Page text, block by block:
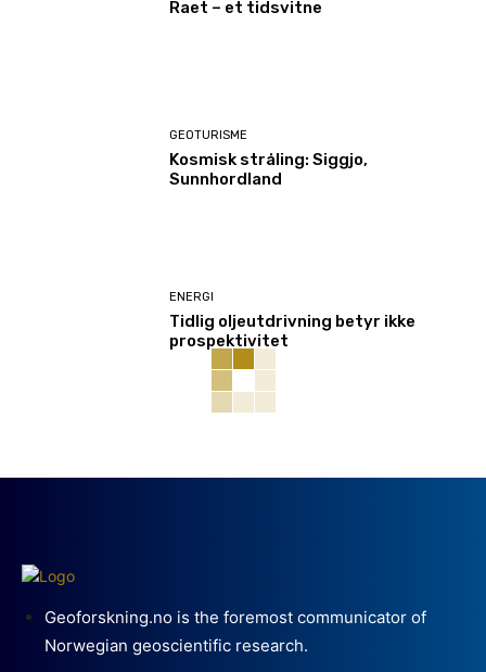
Raet – et tidsvitne
GEOTURISME
Kosmisk stråling: Siggjo,
Sunnhordland
ENERGI
Tidlig oljeutdrivning betyr ikke
prospektivitet
Geoforskning.no is the foremost communicator of
Norwegian geoscientific research.